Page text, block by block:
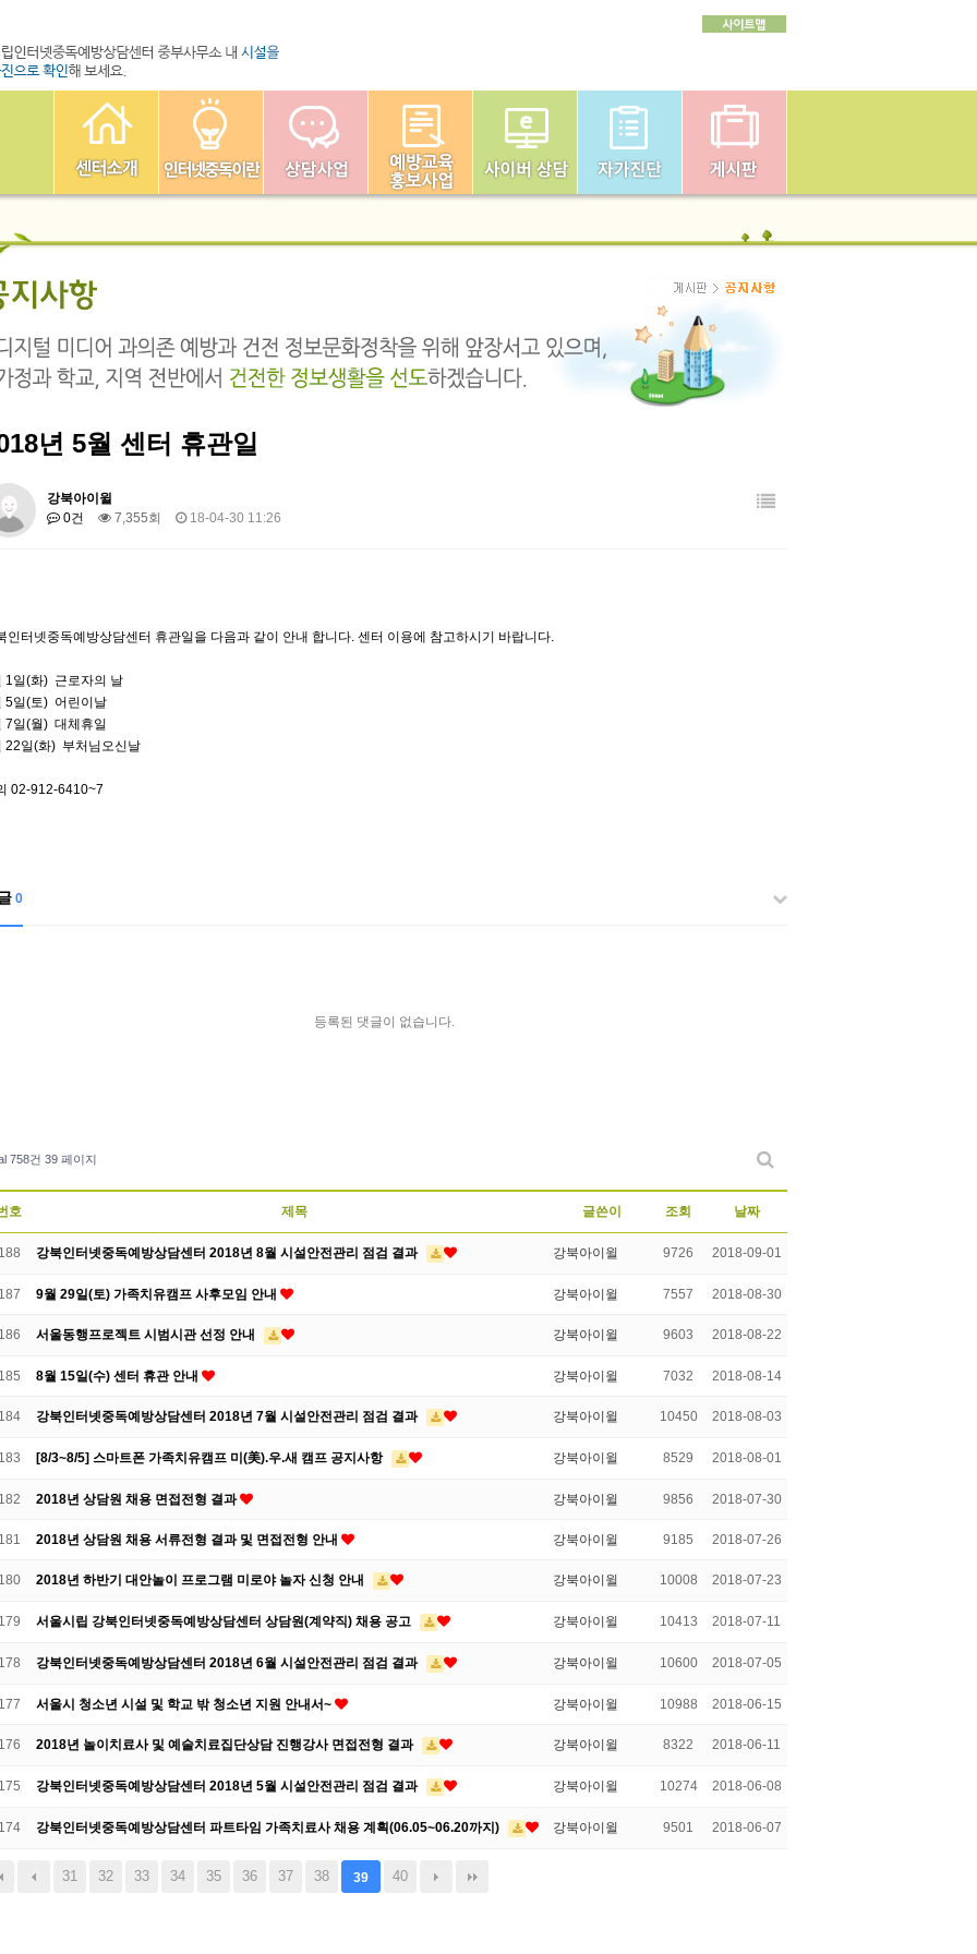
년 5월 센터 휴관일
강북아이윌
0건
7,355회 18-04-30 11:26
인터넷중독예방상담센터 휴관일을 다음과 같이 안내 합니다. 센터 이용에 참고하시기 바랍니다.
1일(화) 근로자의 날
5일(토) 어린이날
7일(월) 대체휴일
22일(화) 부처님오신날
02-912-6410~7
0
등록된 댓글이 없습니다.
758건 39 페이지
호 제목 글쓴이 조회 날짜
강북인터넷중독예방상담센터 2018년 8월 시설안전관리 점검 결과 강북아이윌 9726 2018-09-01
9월 29일(토) 가족치유캠프 사후모임 안내 강북아이윌 7557 2018-08-30
서울동행프로젝트 시범시관 선정 안내 강북아이윌 9603 2018-08-22
8월 15일(수) 센터 휴관 안내 강북아이윌 7032 2018-08-14
강북인터넷중독예방상담센터 2018년 7월 시설안전관리 점검 결과 강북아이윌 10450 2018-08-03
[8/3~8/5] 스마트폰 가족치유캠프 미(美).우.새 캠프 공지사항 강북아이윌 8529 2018-08-01
2018년 상담원 채용 면접전형 결과 강북아이윌 9856 2018-07-30
2018년 상담원 채용 서류전형 결과 및 면접전형 안내 강북아이윌 9185 2018-07-26
2018년 하반기 대안놀이 프로그램 미로야 놀자 신청 안내 강북아이윌 10008 2018-07-23
서울시립 강북인터넷중독예방상담센터 상담원(계약직) 채용 공고 강북아이윌 10413 2018-07-11
강북인터넷중독예방상담센터 2018년 6월 시설안전관리 점검 결과 강북아이윌 10600 2018-07-05
서울시 청소년 시설 및 학교 밖 청소년 지원 안내서~ 강북아이윌 10988 2018-06-15
2018년 놀이치료사 및 예술치료집단상담 진행강사 면접전형 결과 강북아이윌 8322 2018-06-11
강북인터넷중독예방상담센터 2018년 5월 시설안전관리 점검 결과 강북아이윌 10274 2018-06-08
강북인터넷중독예방상담센터 파트타임 가족치료사 채용 계획(06.05~06.20까지) 강북아이윌 9501 2018-06-07
31 32 33 34 35 36 37 38 39 40